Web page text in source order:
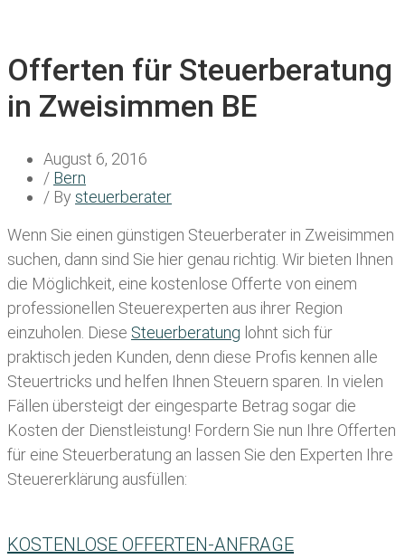
Offerten für Steuerberatung
in Zweisimmen BE
August 6, 2016
/ Bern
/ By steuerberater
Wenn Sie einen günstigen Steuerberater in Zweisimmen
suchen, dann sind Sie hier genau richtig. Wir bieten Ihnen
die Möglichkeit, eine kostenlose Offerte von einem
professionellen Steuerexperten aus ihrer Region
einzuholen. Diese Steuerberatung lohnt sich für
praktisch jeden Kunden, denn diese Profis kennen alle
Steuertricks und helfen Ihnen Steuern sparen. In vielen
Fällen übersteigt der eingesparte Betrag sogar die
Kosten der Dienstleistung! Fordern Sie nun Ihre Offerten
für eine Steuerberatung an lassen Sie den Experten Ihre
Steuererklärung ausfüllen:
KOSTENLOSE OFFERTEN-ANFRAGE